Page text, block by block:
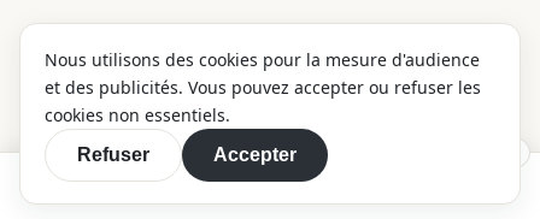
Nous utilisons des cookies pour la mesure d'audience
et des publicités. Vous pouvez accepter ou refuser les
cookies non essentiels.
Refuser Accepter